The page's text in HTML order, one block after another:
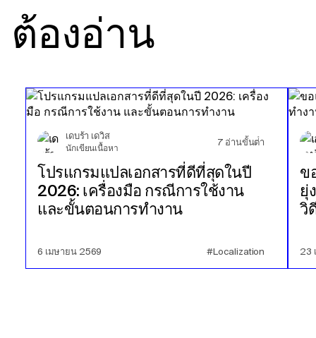
ต้องอ่าน
เดบร้า เดวิส
นักเขียนเนื้อหา
7 อ่านขั้นต่ํา
โปรแกรมแปลเอกสารที่ดีที่สุดในปี
2026: เครื่องมือ กรณีการใช้งาน
และขั้นตอนการทำงาน
6 เมษายน 2569 #Localization
ข
ยุ่
วิ
23